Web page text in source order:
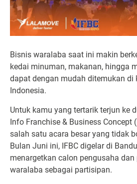
Bisnis waralaba saat ini makin
kedai minuman, makanan, hingga
dapat dengan mudah ditemukan di
Indonesia.
Untuk kamu yang tertarik terjun ke
Info Franchise & Business Concept
salah satu acara besar yang tidak
Bulan Juni ini, IFBC digelar di
menargetkan calon pengusaha
waralaba sebagai partisipan.